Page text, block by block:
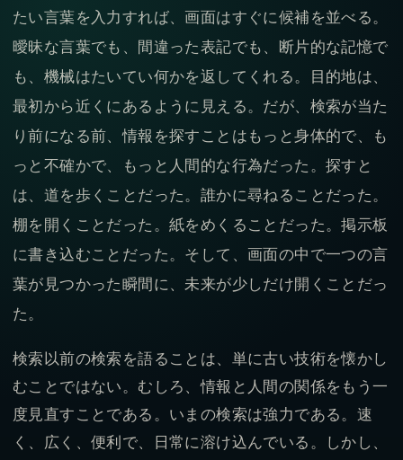
たい言葉を入力すれば、画面はすぐに候補を並べる。
曖昧な言葉でも、間違った表記でも、断片的な記憶で
も、機械はたいてい何かを返してくれる。目的地は、
最初から近くにあるように見える。だが、検索が当た
り前になる前、情報を探すことはもっと身体的で、も
っと不確かで、もっと人間的な行為だった。探すと
は、道を歩くことだった。誰かに尋ねることだった。
棚を開くことだった。紙をめくることだった。掲示板
に書き込むことだった。そして、画面の中で一つの言
葉が見つかった瞬間に、未来が少しだけ開くことだっ
た。
検索以前の検索を語ることは、単に古い技術を懐かし
むことではない。むしろ、情報と人間の関係をもう一
度見直すことである。いまの検索は強力である。速
く、広く、便利で、日常に溶け込んでいる。しかし、